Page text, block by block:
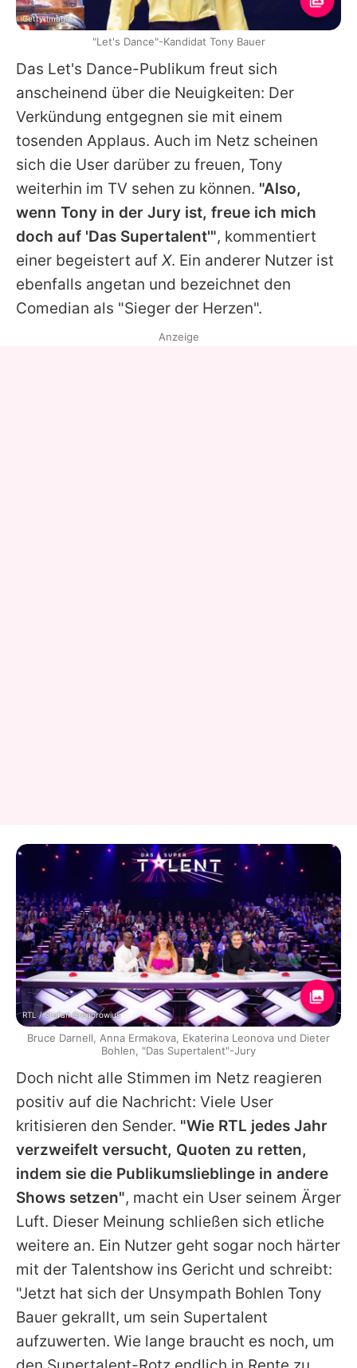
Das Let's Dance-Publikum freut sich
anscheinend über die Neuigkeiten: Der
Verkündung entgegnen sie mit einem
tosenden Applaus. Auch im Netz scheinen
sich die User darüber zu freuen, Tony
weiterhin im TV sehen zu können. "Also,
wenn Tony in der Jury ist, freue ich mich
doch auf 'Das Supertalent'", kommentiert
einer begeistert auf X. Ein anderer Nutzer ist
ebenfalls angetan und bezeichnet den
Comedian als "Sieger der Herzen".
Doch nicht alle Stimmen im Netz reagieren
positiv auf die Nachricht: Viele User
kritisieren den Sender. "Wie RTL jedes Jahr
verzweifelt versucht, Quoten zu retten,
indem sie die Publikumslieblinge in andere
Shows setzen", macht ein User seinem Ärger
Luft. Dieser Meinung schließen sich etliche
weitere an. Ein Nutzer geht sogar noch härter
mit der Talentshow ins Gericht und schreibt:
"Jetzt hat sich der Unsympath Bohlen Tony
Bauer gekrallt, um sein Supertalent
aufzuwerten. Wie lange braucht es noch, um
Getty Images
"Let's Dance"-Kandidat Tony Bauer
Anzeige
RTL / Stefan Gregorowius
Bruce Darnell, Anna Ermakova, Ekaterina Leonova und Dieter
Bohlen, "Das Supertalent"-Jury